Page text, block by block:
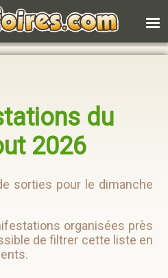
du
2026
sorties pour le dimanche
organisées près
de filtrer cette liste en